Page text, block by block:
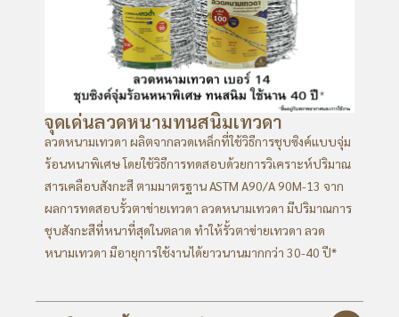
จุดเด่นลวดหนามทนสนิมเทวดา
ลวดหนามเทวดา ผลิตจากลวดเหล็กที่ใช้วิธีการชุบซิงค์แบบจุ่ม
ร้อนหนาพิเศษ โดยใช้วิธีการทดสอบด้วยการวิเคราะห์ปริมาณ
สารเคลือบสังกะสี ตามมาตรฐาน ASTM A90/A 90M-13 จาก
ผลการทดสอบรั้วตาข่ายเทวดา ลวดหนามเทวดา มีปริมาณการ
ชุบสังกะสีที่หนาที่สุดในตลาด ทำให้รั้วตาข่ายเทวดา ลวด
หนามเทวดา มีอายุการใช้งานได้ยาวนานมากกว่า 30-40 ปี*